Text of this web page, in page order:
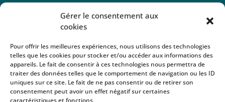
Gérer le consentement aux
cookies
Pour offrir les meilleures expériences, nous utilisons des technologies
telles que les cookies pour stocker et/ou accéder aux informations des
appareils. Le fait de consentir à ces technologies nous permettra de
traiter des données telles que le comportement de navigation ou les ID
uniques sur ce site. Le fait de ne pas consentir ou de retirer son
consentement peut avoir un effet négatif sur certaines
caractéristiques et fonctions.